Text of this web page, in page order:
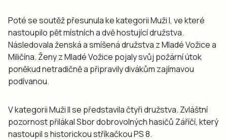
Poté se soutěž přesunula ke kategorii Muži I, ve které
nastoupilo pět místních a dvě hostující družstva.
Následovala ženská a smíšená družstva z Mladé Vožice a
Miličína. Ženy z Mladé Vožice pojaly svůj požární útok
poněkud netradičně a připravily divákům zajímavou
podívanou.
V kategorii Muži II se představila čtyři družstva. Zvláštní
pozornost přilákal Sbor dobrovolných hasičů Záříčí, který
nastoupil s historickou stříkačkou PS 8.